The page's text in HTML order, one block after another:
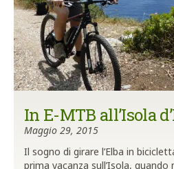
In E-MTB all’Isola
Maggio 29, 2015
Il sogno di girare l’Elba in
prima vacanza sull’Isola,